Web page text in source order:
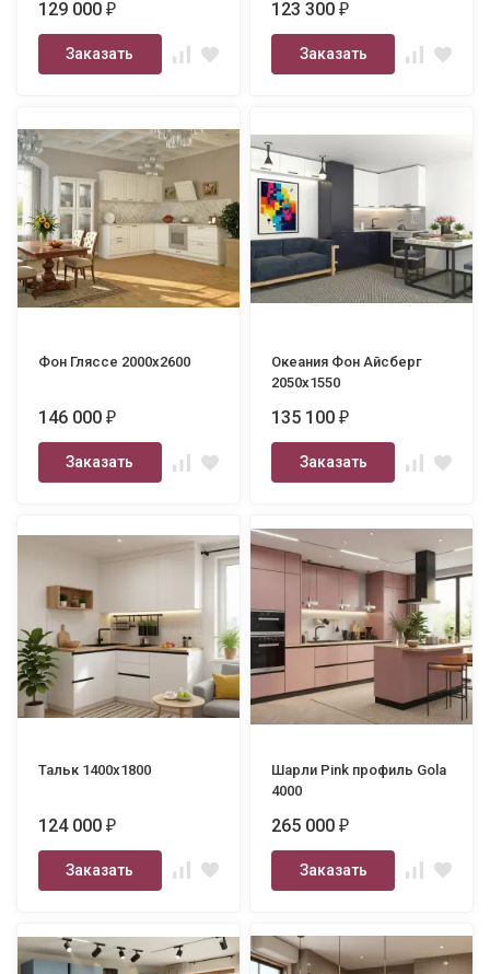
129 000₽
Заказать
123 300₽
Заказать
Фон Гляссе 2000х2600
146 000₽
Заказать
Океания Фон Айсберг
2050х1550
135 100₽
Заказать
Тальк 1400х1800
124 000₽
Заказать
Шарли Pink профиль Gola
4000
265 000₽
Заказать